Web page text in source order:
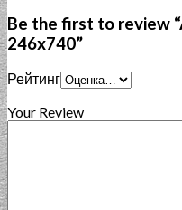
Be the first to review
246x740”
Рейтинг
Your Review